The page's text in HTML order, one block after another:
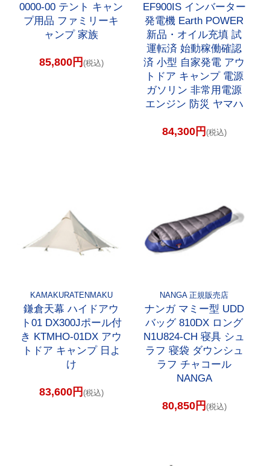
0000-00 テント キャン
プ用品 ファミリーキ
ャンプ 家族
85,800円 (税込)
EF900IS インバーター
発電機 Earth POWER
新品・オイル充填 試
運転済 始動稼働確認
済 小型 自家発電 アウ
トドア キャンプ 電源
ガソリン 非常用電源
エンジン 防災 ヤマハ
84,300円 (税込)
KAMAKURATENMAKU
鎌倉天幕 ハイドアウ
ト01 DX300Jポール付
き KTMHO-01DX アウ
トドア キャンプ 日よ
け
83,600円 (税込)
NANGA 正規販売店
ナンガ マミー型 UDD
バッグ 810DX ロング
N1U824-CH 寝具 シュ
ラフ 寝袋 ダウンシュ
ラフ チャコール
NANGA
80,850円 (税込)